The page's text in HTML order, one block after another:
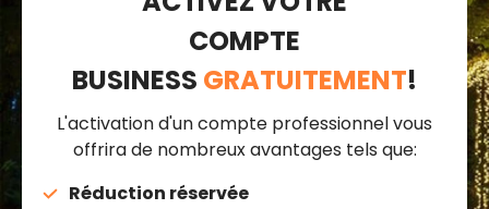
COMPTE
BUSINESS GRATUITEMENT!
L'activation d'un compte professionnel vous
offrira de nombreux avantages tels que:
Réduction réservée